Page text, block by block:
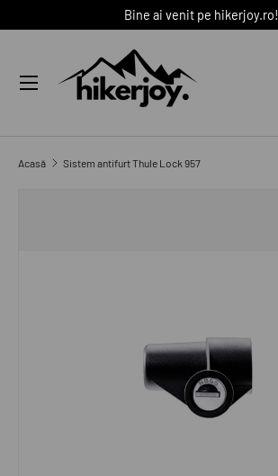
SARI LA CONȚINUT
Bine ai venit pe hikerjoy.ro!
Meniu
Acasă Sistem antifurt Thule Lock 957